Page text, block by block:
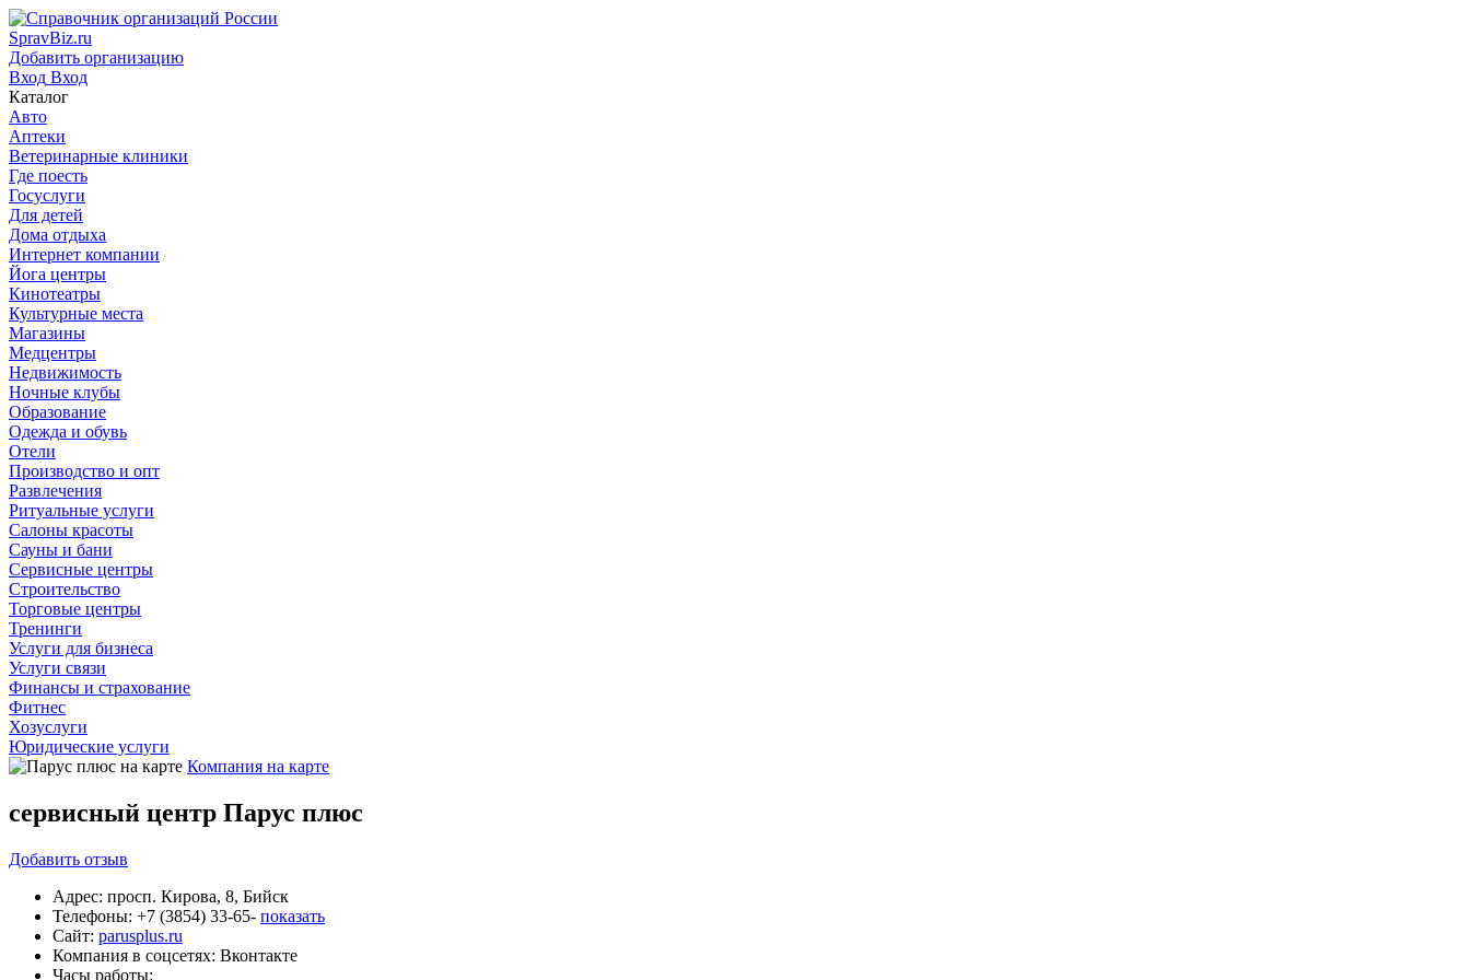
SpravBiz.ru
Добавить организацию
Вход Вход
Каталог
Авто
Аптеки
Ветеринарные клиники
Где поесть
Госуслуги
Для детей
Дома отдыха
Интернет компании
Йога центры
Кинотеатры
Культурные места
Магазины
Медцентры
Недвижимость
Ночные клубы
Образование
Одежда и обувь
Отели
Производство и опт
Развлечения
Ритуальные услуги
Салоны красоты
Сауны и бани
Сервисные центры
Строительство
Торговые центры
Тренинги
Услуги для бизнеса
Услуги связи
Финансы и страхование
Фитнес
Хозуслуги
Юридические услуги
Компания на карте
сервисный центр Парус плюс
Добавить отзыв
Адрес: просп. Кирова, 8, Бийск
Телефоны: +7 (3854) 33-65- показать
Сайт: parusplus.ru
Компания в соцсетях: Вконтакте
Часы работы: